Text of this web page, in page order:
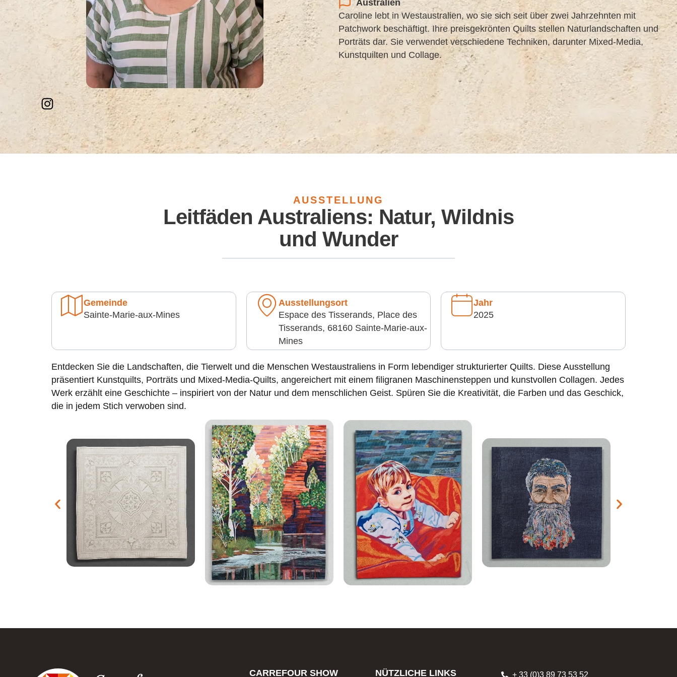
Australien
Caroline lebt in Westaustralien, wo sie sich seit über zwei Jahrzehnten mit
Patchwork beschäftigt. Ihre preisgekrönten Quilts stellen Naturlandschaften und
Porträts dar. Sie verwendet verschiedene Techniken, darunter Mixed-Media,
Kunstquilten und Collage.
AUSSTELLUNG
Leitfäden Australiens: Natur, Wildnis
und Wunder
Gemeinde
Sainte-Marie-aux-Mines
Ausstellungsort
Espace des Tisserands, Place des
Tisserands, 68160 Sainte-Marie-aux-
Mines
Jahr
2025
Entdecken Sie die Landschaften, die Tierwelt und die Menschen Westaustraliens in Form lebendiger strukturierter Quilts. Diese Ausstellung
präsentiert Kunstquilts, Porträts und Mixed-Media-Quilts, angereichert mit einem filigranen Maschinensteppen und kunstvollen Collagen. Jedes
Werk erzählt eine Geschichte – inspiriert von der Natur und dem menschlichen Geist. Spüren Sie die Kreativität, die Farben und das Geschick,
die in jedem Stich verwoben sind.
CARREFOUR SHOW NÜTZLICHE LINKS + 33 (0)3 89 73 53 52